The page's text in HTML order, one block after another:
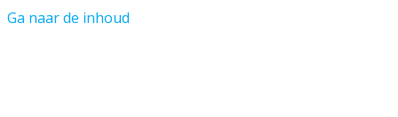
Ga naar de inhoud